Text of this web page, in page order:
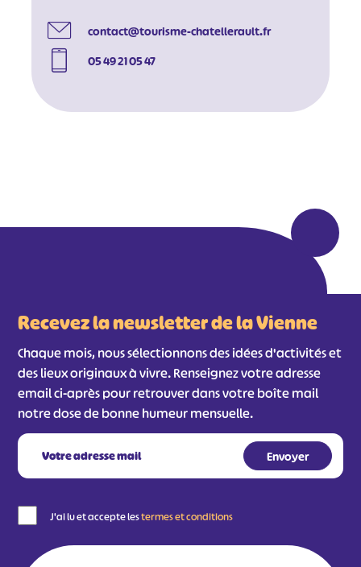
contact@tourisme-chatellerault.fr
05 49 21 05 47
Recevez la newsletter de la Vienne
Chaque mois, nous sélectionnons des idées d'activités et
des lieux originaux à vivre. Renseignez votre adresse
email ci-après pour retrouver dans votre boîte mail
notre dose de bonne humeur mensuelle.
J'ai lu et accepte lestermes et conditions